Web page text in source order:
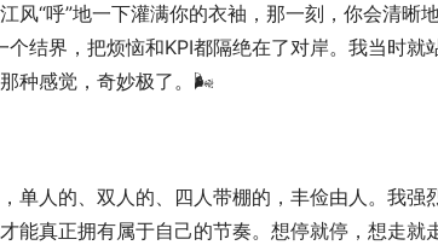
风“呼”地一下灌满你的衣袖，那一刻，你会清晰
结界，把烦恼和KPI都隔绝在了对岸。我当时就
种感觉，奇妙极了。🌬️
单人的、双人的、四人带棚的，丰俭由人。我强
真正拥有属于自己的节奏。想停就停，想走就走